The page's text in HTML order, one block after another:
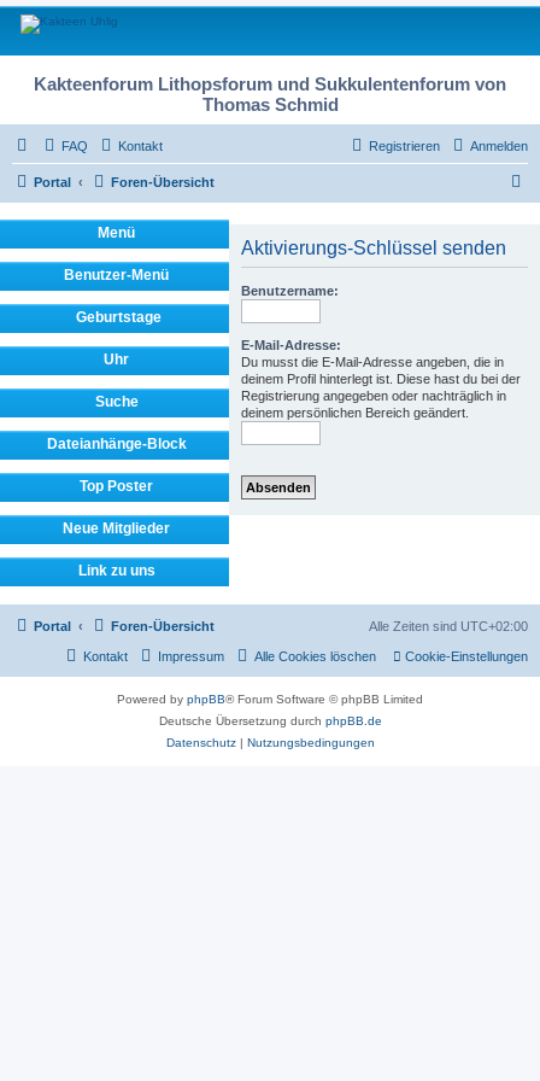
Kakteenforum Lithopsforum und Sukkulentenforum von
Thomas Schmid
FAQ Kontakt Anmelden
Registrieren
Portal Foren-Übersicht
h
Aktivierungs-Schlüssel senden
Benutzername:
E-Mail-Adresse:
Du musst die E-Mail-Adresse angeben, die in
deinem Profil hinterlegt ist. Diese hast du bei der
Registrierung angegeben oder nachträglich in
deinem persönlichen Bereich geändert.
Menü
Benutzer-Menü
Geburtstage
Uhr
Suche
Dateianhänge-Block
Top Poster
Neue Mitglieder
Link zu uns
Portal Foren-Übersicht Alle Zeiten sind UTC+02:00
Cookie-Einstellungen
Alle Cookies löschen
Impressum
Kontakt
Powered by phpBB® Forum Software © phpBB Limited
Deutsche Übersetzung durch phpBB.de
Datenschutz| Nutzungsbedingungen